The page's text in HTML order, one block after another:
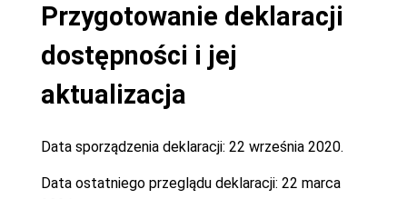
Przygotowanie deklaracji
dostępności i jej
aktualizacja
Data sporządzenia deklaracji: 22 września 2020.
Data ostatniego przeglądu deklaracji: 22 marca